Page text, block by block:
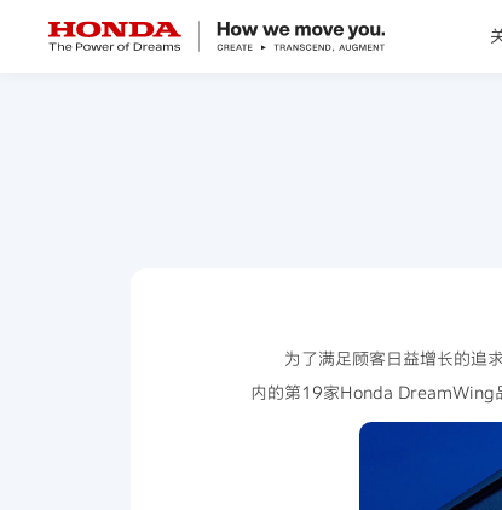
为了满足顾客日益增长的追
内的第19家Honda DreamWing